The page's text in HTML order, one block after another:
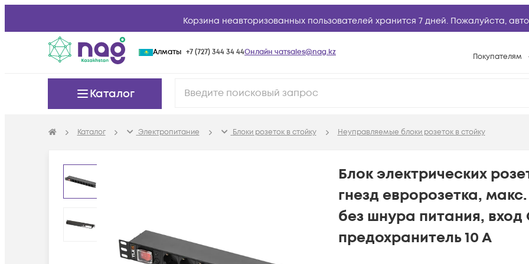
Корзина неавторизованных пользователей хранится 7 дней. Пожалуйста,
Алматы +7 (727) 344 34 44Онлайн чатsales@nag.kz Покупателям
Возврат товара
Техническая
База знаний
Каталог
Каталог Электропитание Блоки розеток в стойку Неуправляемые блоки розеток в стойку
Блок электрических
гнезд евророзетка, макс.
без шнура питания, вход
предохранитель 10 А